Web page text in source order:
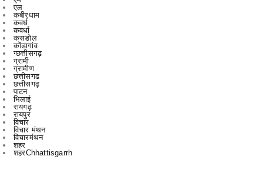
एल
कबीरधाम
कवर्ध
कवर्धा
कसडोल
कोंडागांव
ग्छत्तीसगढ़
ग्रामी
ग्रामीण
छत्तीसगढ
छत्तीसगढ़
पाटन
भिलाई
रायगढ़
रायपुर
विचार
विचार मंथन
विचारमंथन
शहर
शहरChhattisgarrh